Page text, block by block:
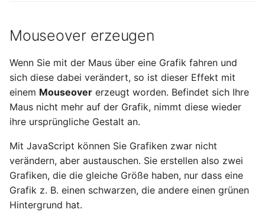
2.7 Dateisysteme und Linux
2.7.1 Dateisystem-
Hierarchie und Struktur
2.7.2 Wichtige
Dateisysteme
2.7.3
Dateisystemoperationen
2.7.4 Festplatten und ihre
Lebensdauer
4.2.6 HTML-Struktur:
Elemente für
Formatierungen
HTML-Dokument
4.2.8 Grafiken einbinden
4.2.9 Die Elemente figure
6.2.13 Pseudoklassen
6.2.14 Selektoren und
Spezifität
6.2.15 Exkurs:
Eigenschaftswerte,
Schlüsselwörter
6.2.16 Selbsttest zu
Grundlagen der CSS-
Formatierung
Mouseover erzeugen
Wenn Sie mit der Maus über eine Grafik fahren und
sich diese dabei verändert, so ist dieser Effekt mit
einem Mouseover erzeugt worden. Befindet sich Ihre
Maus nicht mehr auf der Grafik, nimmt diese wieder
ihre ursprüngliche Gestalt an.
Mit JavaScript können Sie Grafiken zwar nicht
verändern, aber austauschen. Sie erstellen also zwei
Grafiken, die die gleiche Größe haben, nur dass eine
Grafik z. B. einen schwarzen, die andere einen grünen
Hintergrund hat.